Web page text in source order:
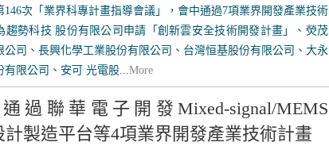
146次「業界科專計畫指導會議」，會中通過7項業界開發產業技術
趨勢科技 股份有限公司申請「創新雲安全技術開發計畫」、熒茂
公司、長興化學工業股份有限公司、台灣恒基股份有限公司、大永
有限公司、安可 光電股...More
過聯華電子開發Mixed-signal/MEMS
計製造平台等4項業界開發產業技術計畫